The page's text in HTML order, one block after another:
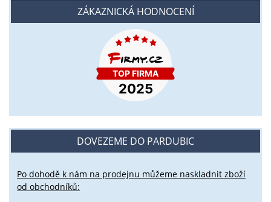
ZÁKAZNICKÁ HODNOCENÍ
DOVEZEME DO PARDUBIC
Po dohodě k nám na prodejnu můžeme naskladnit zboží
od obchodníků: